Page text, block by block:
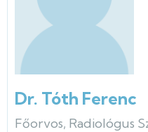
Dr. Tóth Ferenc
Főorvos, Radiológus